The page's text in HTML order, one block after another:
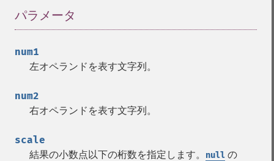
パラメータ
num1
左オペランドを表す文字列。
num2
右オペランドを表す文字列。
scale
結果の小数点以下の桁数を指定します。
null の